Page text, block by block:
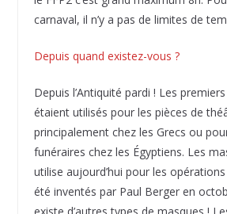
carnaval, il n’y a pas de limites de
Depuis quand existez-vous ?
Depuis l’Antiquité pardi ! Les
étaient utilisés pour les pièces de
principalement chez les Grecs ou
funéraires chez les Égyptiens. Les
utilise aujourd’hui pour les
été inventés par Paul Berger en